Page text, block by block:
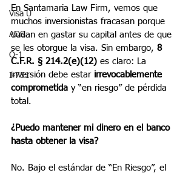
Visa U
AOS
O-1
I-751
En Santamaria Law Firm, vemos que
muchos inversionistas fracasan porque
dudan en gastar su capital antes de que
se les otorgue la visa. Sin embargo, 8
C.F.R. § 214.2(e)(12) es claro: La
inversión debe estar irrevocablemente
comprometida y “en riesgo” de pérdida
total.
¿Puedo mantener mi dinero en el banco
hasta obtener la visa?
No. Bajo el estándar de “En Riesgo”, el